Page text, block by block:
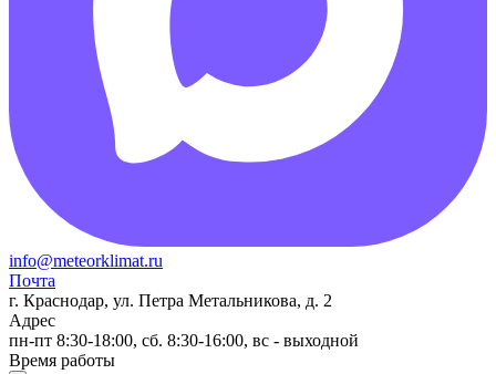
info@meteorklimat.ru
Почта
г. Краснодар, ул. Петра Метальникова, д. 2
Адрес
пн-пт 8:30-18:00, сб. 8:30-16:00, вс - выходной
Время работы